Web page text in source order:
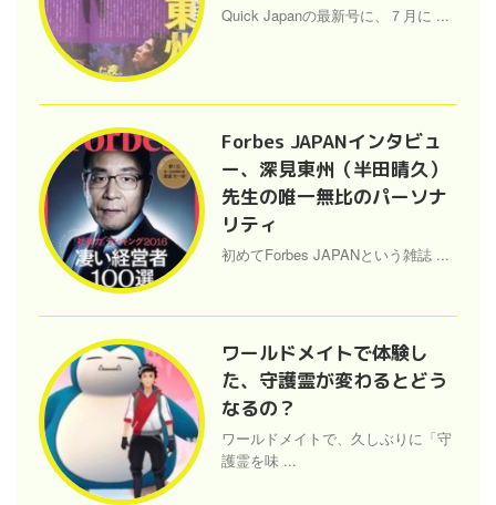
Quick Japanの最新号に、７月に ...
Forbes JAPANインタビュ
ー、深見東州（半田晴久）
先生の唯一無比のパーソナ
リティ
初めてForbes JAPANという雑誌 ...
ワールドメイトで体験し
た、守護霊が変わるとどう
なるの？
ワールドメイトで、久しぶりに「守
護霊を味 ...